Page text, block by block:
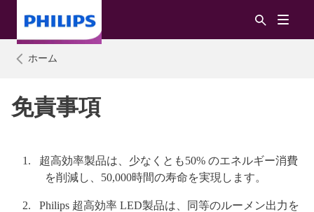
ホーム
免責事項
超高効率製品は、少なくとも50% のエネルギー消費
を削減し、50,000時間の寿命を実現します。
Philips 超高効率 LED製品は、同等のルーメン出力を